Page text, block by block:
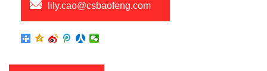
lily.cao@csbaofeng.com